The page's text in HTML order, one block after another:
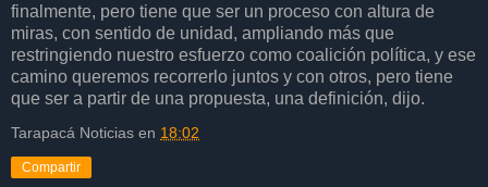
finalmente, pero tiene que ser un proceso con altura de
miras, con sentido de unidad, ampliando más que
restringiendo nuestro esfuerzo como coalición política, y ese
camino queremos recorrerlo juntos y con otros, pero tiene
que ser a partir de una propuesta, una definición, dijo.
Tarapacá Noticias en 18:02
Compartir